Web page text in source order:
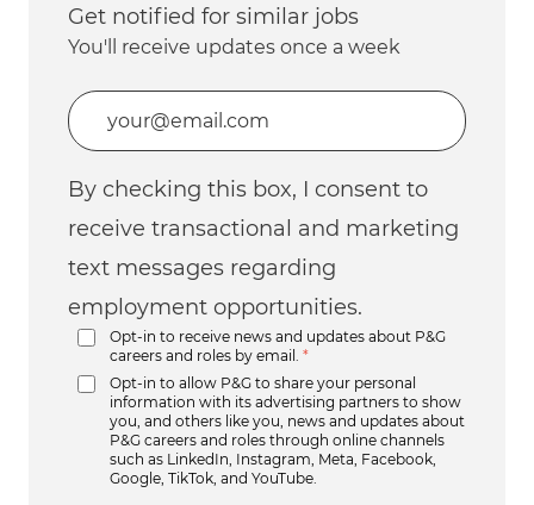
Get notified for similar jobs
You'll receive updates once a week
Enter Email address (Required)
By checking this box, I consent to
receive transactional and marketing
text messages regarding
employment opportunities.
Opt-in to receive news and updates about P&G
careers and roles by email.
*
Opt-in to allow P&G to share your personal
information with its advertising partners to show
you, and others like you, news and updates about
P&G careers and roles through online channels
such as LinkedIn, Instagram, Meta, Facebook,
Google, TikTok, and YouTube.